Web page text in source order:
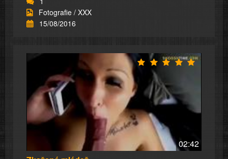
Fotografie / XXX
15/08/2016
02:42